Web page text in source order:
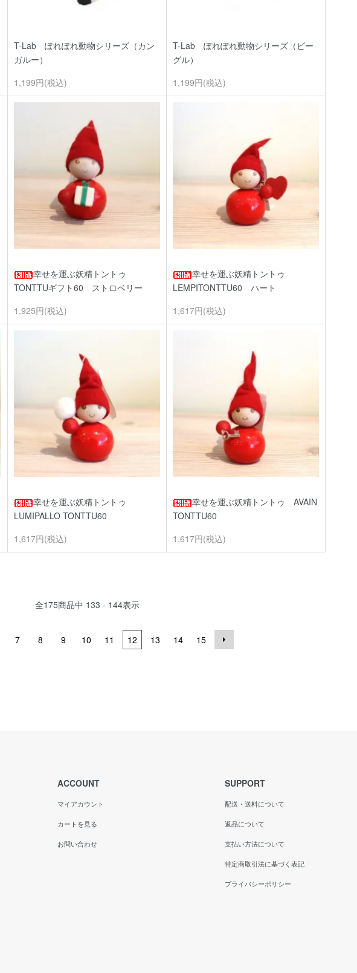
T-Lab ぽれぽれ動物シリーズ（カン
ガルー）
1,199円(税込)
T-Lab ぽれぽれ動物シリーズ（ビー
グル）
1,199円(税込)
幸せを運ぶ妖精トントゥ
TONTTUギフト60 ストロベリー
1,925円(税込)
幸せを運ぶ妖精トントゥ
LEMPITONTTU60 ハート
1,617円(税込)
幸せを運ぶ妖精トントゥ
LUMIPALLO TONTTU60
1,617円(税込)
幸せを運ぶ妖精トントゥ AVAIN
TONTTU60
1,617円(税込)
全175商品中 133 - 144表示
7 8 9 10 11 12 13 14 15
ACCOUNT
マイアカウント
カートを見る
お問い合わせ
SUPPORT
配送・送料について
返品について
支払い方法について
特定商取引法に基づく表記
プライバシーポリシー